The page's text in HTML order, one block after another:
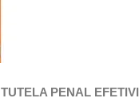
TUTELA PENAL